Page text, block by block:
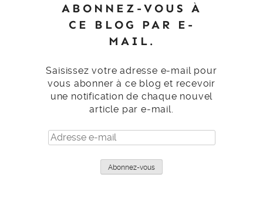
ABONNEZ-VOUS À
CE BLOG PAR E-
MAIL.
Saisissez votre adresse e-mail pour
vous abonner à ce blog et recevoir
une notification de chaque nouvel
article par e-mail.
Adresse
e-
Abonnez-vous